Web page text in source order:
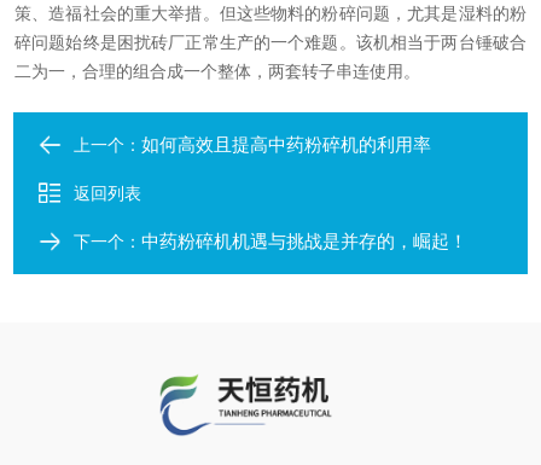
策、造福社会的重大举措。但这些物料的粉碎问题，尤其是湿料的粉
碎问题始终是困扰砖厂正常生产的一个难题。该机相当于两台锤破合
二为一，合理的组合成一个整体，两套转子串连使用。
上一个：如何高效且提高中药粉碎机的利用率
返回列表
下一个：中药粉碎机机遇与挑战是并存的，崛起！